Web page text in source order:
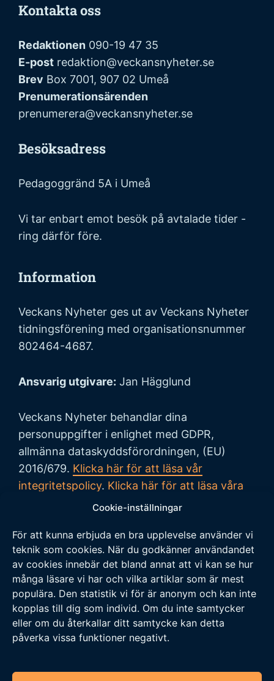
Cookie-inställningar
För att kunna erbjuda en bra upplevelse använder vi
teknik som cookies. När du godkänner användandet
av cookies innebär det bland annat att vi kan se hur
många läsare vi har och vilka artiklar som är mest
populära. Den statistik vi för är anonym och kan inte
kopplas till dig som individ. Om du inte samtycker
eller om du återkallar ditt samtycke kan detta
påverka vissa funktioner negativt.
Kontakta oss
Redaktionen 090-19 47 35
E-post redaktion@veckansnyheter.se
Brev Box 7001, 907 02 Umeå
Prenumerationsärenden
prenumerera@veckansnyheter.se
Besöksadress
Pedagoggränd 5A i Umeå
Vi tar enbart emot besök på avtalade tider -
ring därför före.
Information
Veckans Nyheter ges ut av Veckans Nyheter
tidningsförening med organisationsnummer
802464-4687.
Ansvarig utgivare: Jan Hägglund
Veckans Nyheter behandlar dina
personuppgifter i enlighet med GDPR,
allmänna dataskyddsförordningen, (EU)
2016/679. Klicka här för att läsa vår
integritetspolicy. Klicka här för att läsa våra
allmänna villkor vid köp.
Tipsa oss
Vi tar tacksamt emot tips på nyheter och
händelser som vi borde skriva om. Skicka ditt
tips till följande adress:
tipsa@veckansnyheter.se